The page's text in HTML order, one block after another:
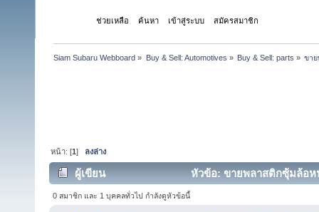
ช่วยเหลือ ค้นหา เข้าสู่ระบบ สมัครสมาชิก
Siam Subaru Webboard » Buy & Sell: Automotives » Buy & Sell: parts » ขา
หน้า: [1] ลงล่าง
ผู้เขียน หัวข้อ: ขายพลาสติกซุ้มล้อห
0 สมาชิก และ 1 บุคคลทั่วไป กำลังดูหัวข้อนี้